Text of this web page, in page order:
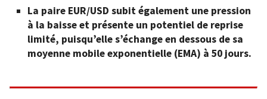
La paire EUR/USD subit également une pression
à la baisse et présente un potentiel de reprise
limité, puisqu’elle s’échange en dessous de sa
moyenne mobile exponentielle (EMA) à 50 jours.